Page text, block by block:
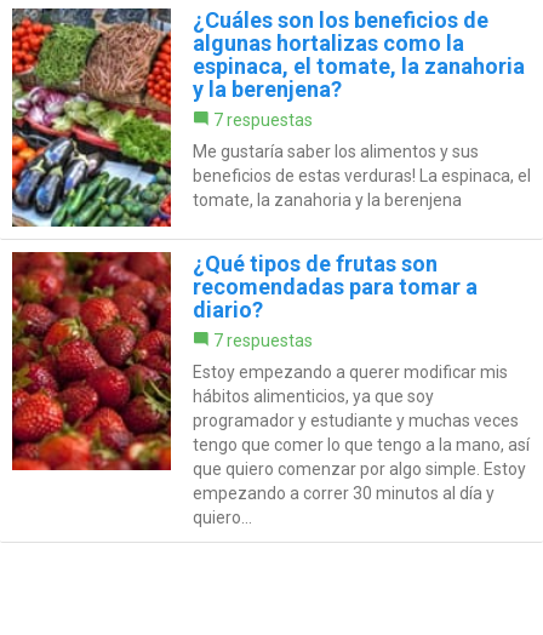
¿Cuáles son los beneficios de
algunas hortalizas como la
espinaca, el tomate, la zanahoria
y la berenjena?
7 respuestas
Me gustaría saber los alimentos y sus
beneficios de estas verduras! La espinaca, el
tomate, la zanahoria y la berenjena
¿Qué tipos de frutas son
recomendadas para tomar a
diario?
7 respuestas
Estoy empezando a querer modificar mis
hábitos alimenticios, ya que soy
programador y estudiante y muchas veces
tengo que comer lo que tengo a la mano, así
que quiero comenzar por algo simple. Estoy
empezando a correr 30 minutos al día y
quiero...